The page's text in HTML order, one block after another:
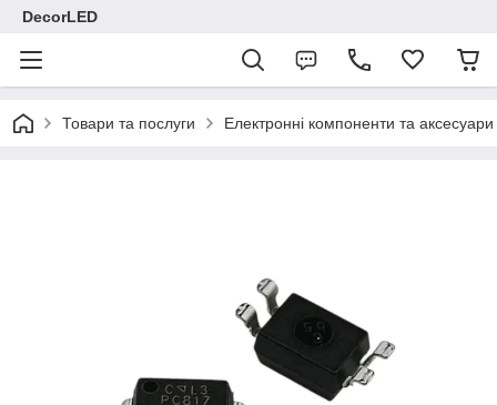
DecorLED
Товари та послуги Електронні компоненти та аксесуари